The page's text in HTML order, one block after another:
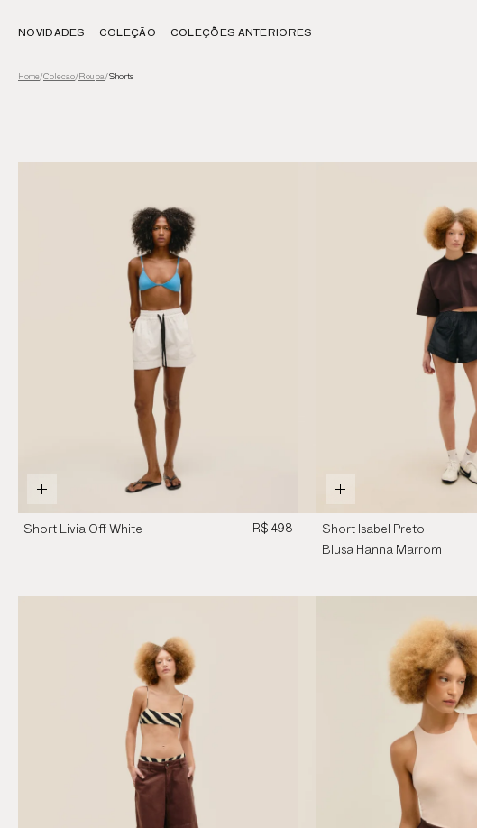
NOVIDADES COLEÇÃO COLEÇÕES ANTERIORES
Home /Colecao/ Roupa /Shorts
Short Livia Off White R$ 498 Short Isabel Preto
Blusa Hanna Marrom